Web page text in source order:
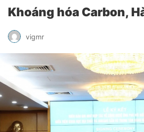
Khoáng hóa Carbon,
vigmr